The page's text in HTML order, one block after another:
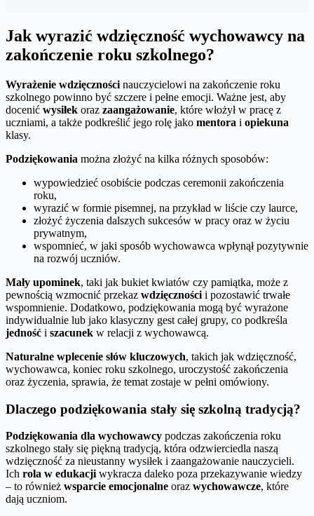
Jak wyrazić wdzięczność wychowawcy na
zakończenie roku szkolnego?
Wyrażenie wdzięczności nauczycielowi na zakończenie roku
szkolnego powinno być szczere i pełne emocji. Ważne jest, aby
docenić wysiłek oraz zaangażowanie, które włożył w pracę z
uczniami, a także podkreślić jego rolę jako mentora i opiekuna
klasy.
Podziękowania można złożyć na kilka różnych sposobów:
wypowiedzieć osobiście podczas ceremonii zakończenia
roku,
wyrazić w formie pisemnej, na przykład w liście czy laurce,
złożyć życzenia dalszych sukcesów w pracy oraz w życiu
prywatnym,
wspomnieć, w jaki sposób wychowawca wpłynął pozytywnie
na rozwój uczniów.
Mały upominek, taki jak bukiet kwiatów czy pamiątka, może z
pewnością wzmocnić przekaz wdzięczności i pozostawić trwałe
wspomnienie. Dodatkowo, podziękowania mogą być wyrażone
indywidualnie lub jako klasyczny gest całej grupy, co podkreśla
jedność i szacunek w relacji z wychowawcą.
Naturalne wplecenie słów kluczowych, takich jak wdzięczność,
wychowawca, koniec roku szkolnego, uroczystość zakończenia
oraz życzenia, sprawia, że temat zostaje w pełni omówiony.
Dlaczego podziękowania stały się szkolną tradycją?
Podziękowania dla wychowawcy podczas zakończenia roku
szkolnego stały się piękną tradycją, która odzwierciedla naszą
wdzięczność za nieustanny wysiłek i zaangażowanie nauczycieli.
Ich rola w edukacji wykracza daleko poza przekazywanie wiedzy
– to również wsparcie emocjonalne oraz wychowawcze, które
dają uczniom.